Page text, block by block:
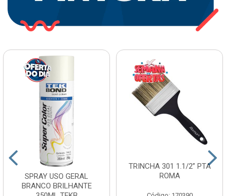
SPRAY USO GERAL
BRANCO BRILHANTE
TRINCHA 301 1.1/2” PTA
ROMA